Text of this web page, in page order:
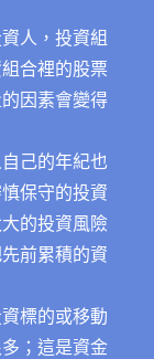
人，投資組
合裡的股票
因素會變得
己的年紀也
保守的投資
的投資風險
前累積的資
標的或移動
；這是資金